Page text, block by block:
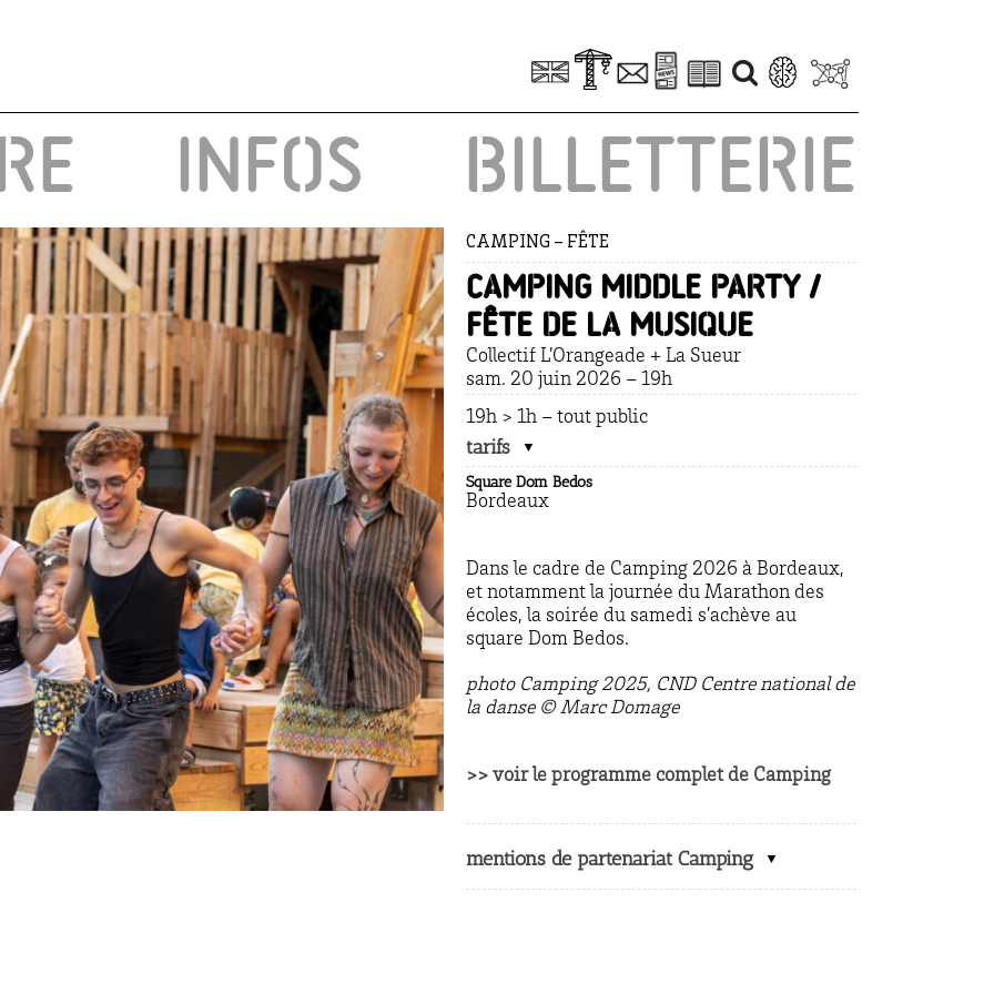
INFOS BILLETTERIE
CAMPING – FÊTE
Camping Middle party /
Fête de la musique
Collectif L’Orangeade + La Sueur
sam. 20 juin 2026 – 19h
19h > 1h – tout public
tarifs
Square Dom Bedos
Bordeaux
Dans le cadre de Camping 2026 à Bordeaux,
et notamment la journée du Marathon des
écoles, la soirée du samedi s’achève au
square Dom Bedos.
photo Camping 2025, CND Centre national de
la danse © Marc Domage
>> voir le programme complet de Camping
mentions de partenariat Camping